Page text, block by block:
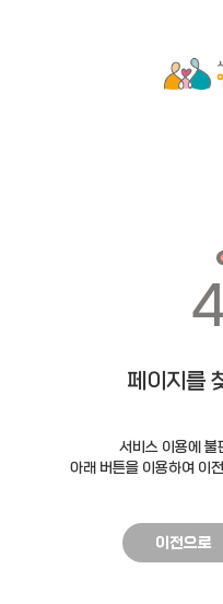
페이지를
서비스 이용에 불
아래 버튼을 이용하여 이
이전으로